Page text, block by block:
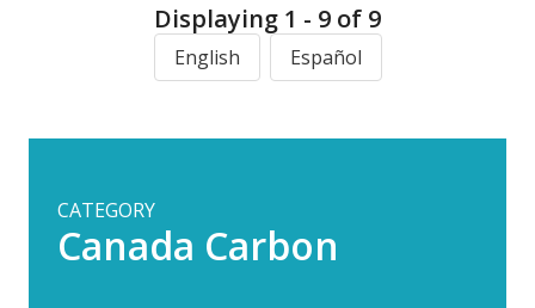
Displaying 1 - 9 of 9
English Español
CATEGORY
Canada Carbon